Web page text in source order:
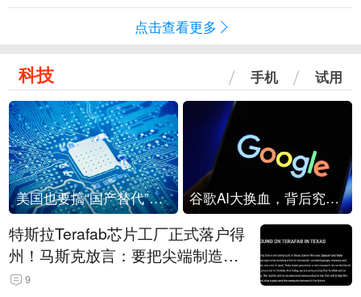
点击查看更多
科技 手机 试用
美国也要搞“国产替代”？先算清三笔账 谷歌AI大换血，背后究竟发生了什么？
特斯拉Terafab芯片工厂正式落户得
州！马斯克放言：要把尖端制造带
回美国
9